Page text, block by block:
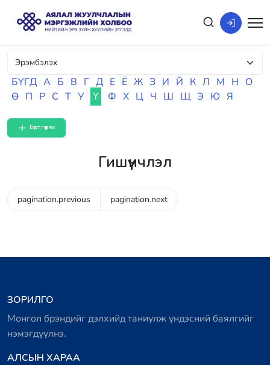
БҮГД А Б В Г Д Е Ё Ж З И Й К Л М Н О
Ө П Р С Т У Ү Ф Х Ц Ч Ш Щ Э Ю Я
Бүртгүүлэх
Гишүүнчлэл
pagination.previous pagination.next
ЗОРИЛГО
Монгол брэндийг дэлхийд таниулж үндэсний баялгийг
нэмэгдүүлнэ.
АЛСЫН ХАРАА